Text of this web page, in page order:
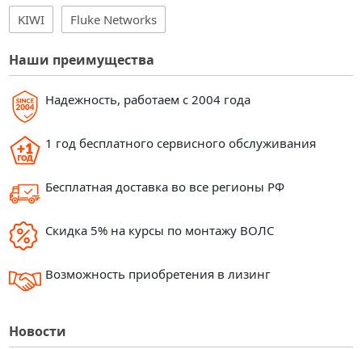
Наши преимущества
Надежность, работаем с 2004 года
1 год бесплатного сервисного обслуживания
Бесплатная доставка во все регионы РФ
Скидка 5% на курсы по монтажу ВОЛС
Возможность приобретения в лизинг
Новости
KIWI Fluke Networks